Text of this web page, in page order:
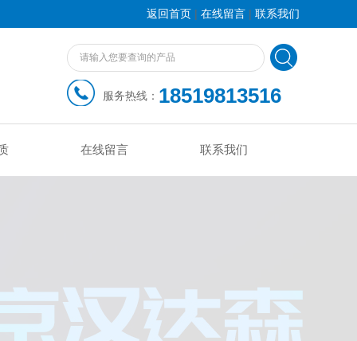
返回首页 | 在线留言 | 联系我们
服务热线： 18519813516
在线留言 联系我们